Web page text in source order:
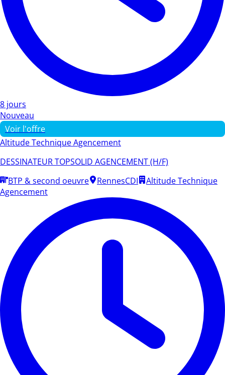
8 jours
Nouveau
Voir l'offre
Altitude Technique Agencement
DESSINATEUR TOPSOLID AGENCEMENT (H/F)
BTP & second oeuvre
RennesCDI
Altitude Technique
Agencement